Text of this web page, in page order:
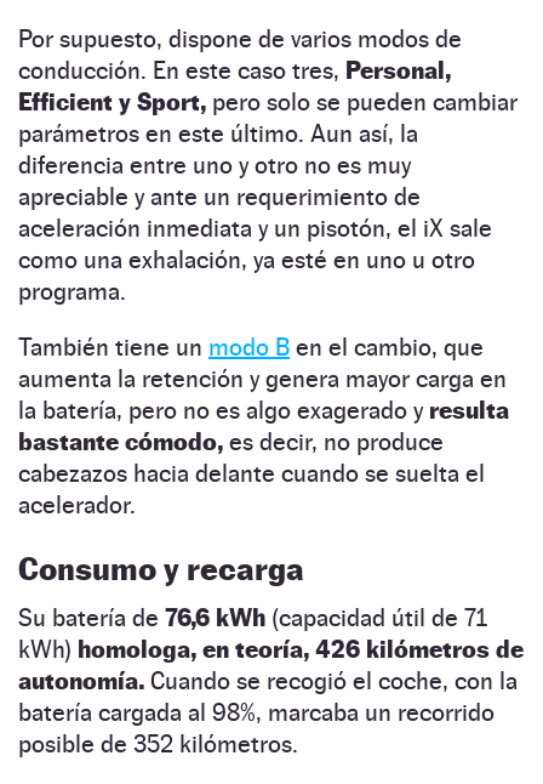
Por supuesto, dispone de varios modos de
conducción. En este caso tres, Personal,
Efficient y Sport, pero solo se pueden cambiar
parámetros en este último. Aun así, la
diferencia entre uno y otro no es muy
apreciable y ante un requerimiento de
aceleración inmediata y un pisotón, el iX sale
como una exhalación, ya esté en uno u otro
programa.
También tiene un modo B en el cambio, que
aumenta la retención y genera mayor carga en
la batería, pero no es algo exagerado y resulta
bastante cómodo, es decir, no produce
cabezazos hacia delante cuando se suelta el
acelerador.
Consumo y recarga
Su batería de 76,6 kWh (capacidad útil de 71
kWh) homologa, en teoría, 426 kilómetros de
autonomía. Cuando se recogió el coche, con la
batería cargada al 98%, marcaba un recorrido
posible de 352 kilómetros.